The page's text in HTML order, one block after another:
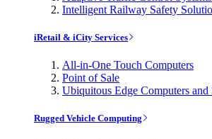
Intelligent Railway Safety
iRetail & iCity Services
All-in-One Touch Computers
Point of Sale
Ubiquitous Edge Computers and
Rugged Vehicle Computing